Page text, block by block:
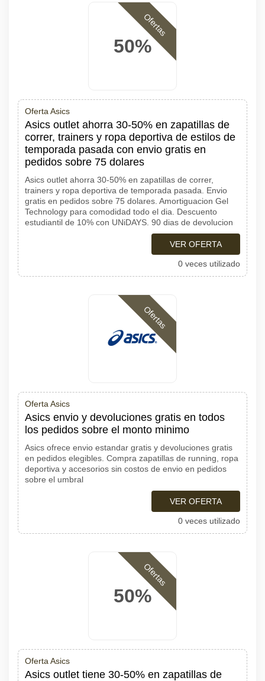
50%
Ofertas
Oferta Asics
Asics outlet ahorra 30-50% en zapatillas de
correr, trainers y ropa deportiva de estilos de
temporada pasada con envio gratis en
pedidos sobre 75 dolares
Asics outlet ahorra 30-50% en zapatillas de correr,
trainers y ropa deportiva de temporada pasada. Envio
gratis en pedidos sobre 75 dolares. Amortiguacion Gel
Technology para comodidad todo el dia. Descuento
estudiantil de 10% con UNiDAYS. 90 dias de devolucion
VER OFERTA
0 veces utilizado
Ofertas
Oferta Asics
Asics envio y devoluciones gratis en todos
los pedidos sobre el monto minimo
Asics ofrece envio estandar gratis y devoluciones gratis
en pedidos elegibles. Compra zapatillas de running, ropa
deportiva y accesorios sin costos de envio en pedidos
sobre el umbral
VER OFERTA
0 veces utilizado
50%
Ofertas
Oferta Asics
Asics outlet tiene 30-50% en zapatillas de